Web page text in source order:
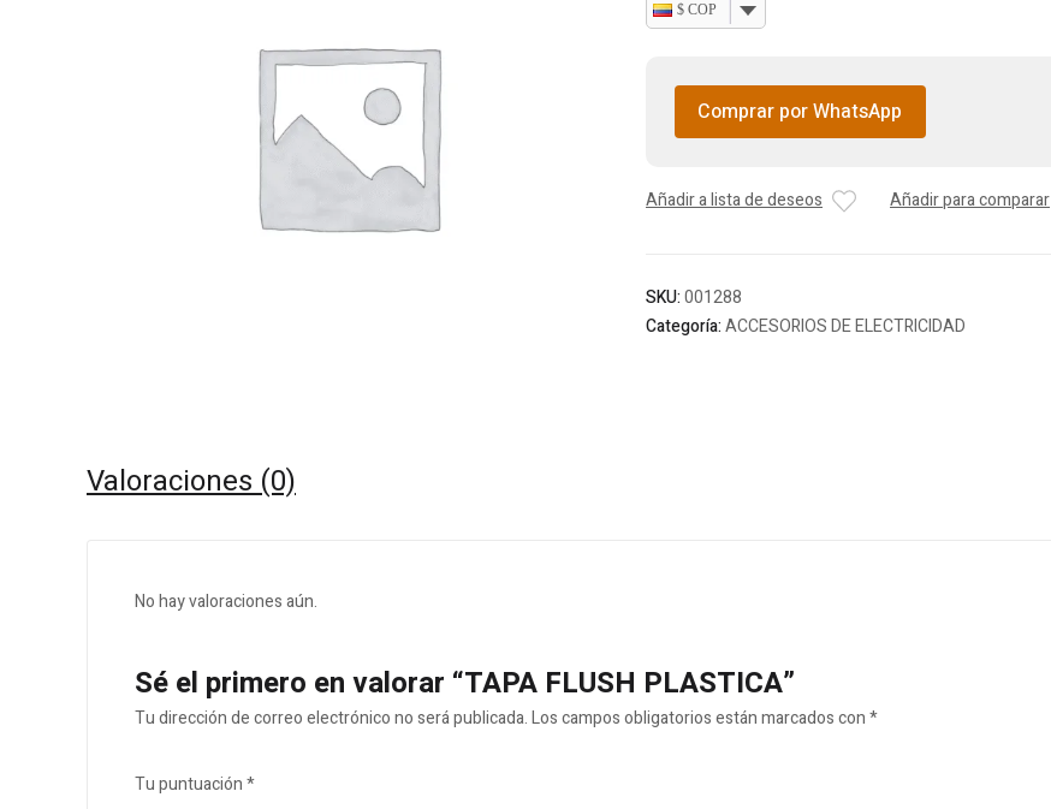
$ COP
Comprar por WhatsApp
Añadir a lista de deseos Añadir para comparar
SKU:001288
Categoría:ACCESORIOS DE ELECTRICIDAD
Valoraciones (0)
No hay valoraciones aún.
Sé el primero en valorar “TAPA FLUSH PLASTICA”
Tu dirección de correo electrónico no será publicada.Los campos obligatorios están marcados con*
Tu puntuación*